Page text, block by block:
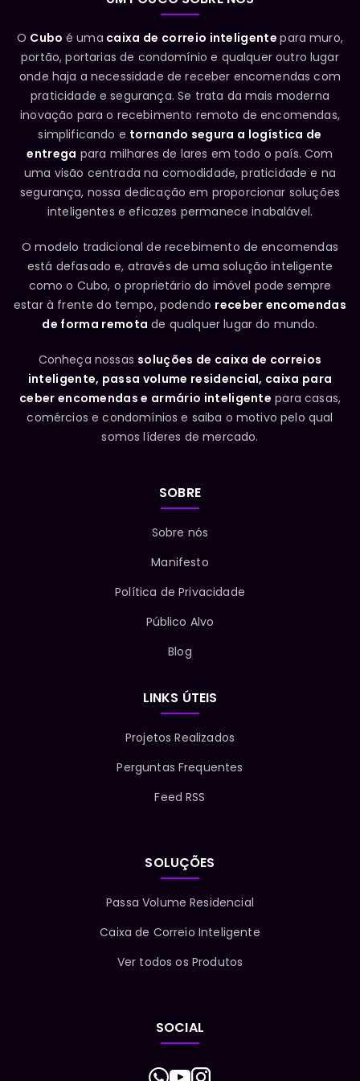
O Cubo é uma caixa de correio inteligentepara muro,
portão, portarias de condomínio e qualquer outro lugar
onde haja a necessidade de receber encomendas com
praticidade e segurança. Se trata da mais moderna
inovação para o recebimento remoto de encomendas,
simplificando e tornando segura a logística de
entrega para milhares de lares em todo o país. Com
uma visão centrada na comodidade, praticidade e na
segurança, nossa dedicação em proporcionar soluções
inteligentes e eficazes permanece inabalável.
O modelo tradicional de recebimento de encomendas
está defasado e, através de uma solução inteligente
como o Cubo, o proprietário do imóvel pode sempre
estar à frente do tempo, podendo receber encomendas
de forma remota de qualquer lugar do mundo.
Conheça nossas soluções de caixa de correios
inteligente, passa volume residencial, caixa para
ceber encomendas e armário inteligente para casas,
comércios e condomínios e saiba o motivo pelo qual
somos líderes de mercado.
SOBRE
Sobre nós
Manifesto
Política de Privacidade
Público Alvo
Blog
LINKS ÚTEIS
Projetos Realizados
Perguntas Frequentes
Feed RSS
SOLUÇÕES
Passa Volume Residencial
Caixa de Correio Inteligente
Ver todos os Produtos
SOCIAL